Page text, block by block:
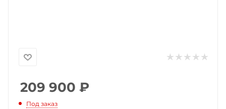
209 900 ₽
Под заказ